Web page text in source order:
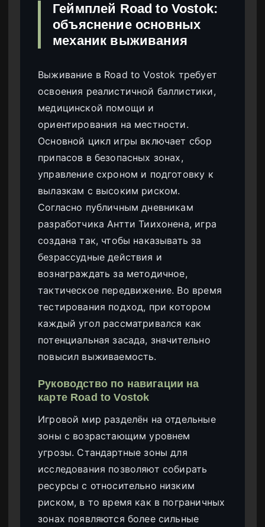
Геймплей Road to Vostok:
объяснение основных
механик выживания
Выживание в Road to Vostok требует
освоения реалистичной баллистики,
медицинской помощи и
ориентирования на местности.
Основной цикл игры включает сбор
припасов в безопасных зонах,
управление схроном и подготовку к
вылазкам с высоким риском.
Согласно публичным дневникам
разработчика Антти Тиихонена, игра
создана так, чтобы наказывать за
безрассудные действия и
вознаграждать за методичное,
тактическое передвижение. Во время
тестирования подход, при котором
каждый угол рассматривался как
потенциальная засада, значительно
повысил выживаемость.
Руководство по навигации на
карте Road to Vostok
Игровой мир разделён на отдельные
зоны с возрастающим уровнем
угрозы. Стандартные зоны для
исследования позволяют собирать
ресурсы с относительно низким
риском, в то время как в пограничных
зонах появляются более сильные